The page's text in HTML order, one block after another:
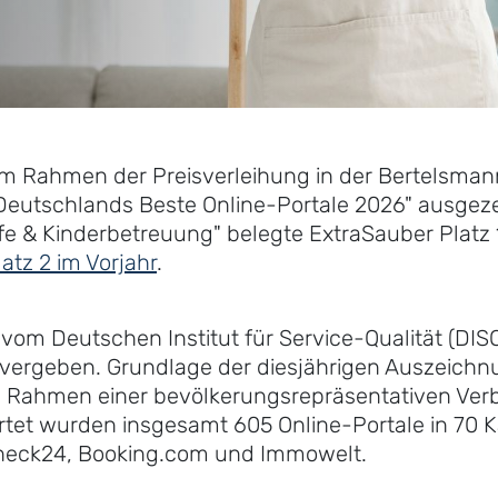
Rahmen der Preisverleihung in der
Beste Online-Portale 2026"
& Kinderbetreuung" belegte ExtraSauber
2 im Vorjahr.
Deutschen Institut für Service-Qualität
Grundlage der diesjährigen
einer bevölkerungsrepräsentativen
wurden insgesamt 605 Online-Portale in 70
Booking.com und Immowelt.